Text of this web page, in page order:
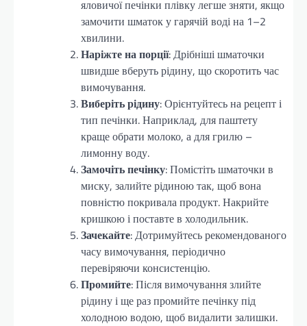
яловичої печінки плівку легше зняти, якщо
замочити шматок у гарячій воді на 1–2
хвилини.
Наріжте на порції: Дрібніші шматочки
швидше вберуть рідину, що скоротить час
вимочування.
Виберіть рідину: Орієнтуйтесь на рецепт і
тип печінки. Наприклад, для паштету
краще обрати молоко, а для грилю –
лимонну воду.
Замочіть печінку: Помістіть шматочки в
миску, залийте рідиною так, щоб вона
повністю покривала продукт. Накрийте
кришкою і поставте в холодильник.
Зачекайте: Дотримуйтесь рекомендованого
часу вимочування, періодично
перевіряючи консистенцію.
Промийте: Після вимочування злийте
рідину і ще раз промийте печінку під
холодною водою, щоб видалити залишки.